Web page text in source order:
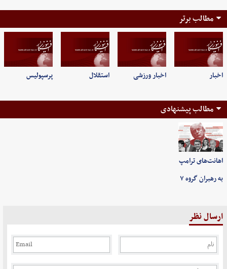
مطالب برتر
اخبار اخبار ورزشی استقلال پرسپولیس
مطالب پیشنهادی
اهانت‌های ترامپ
به رهبران گروه ۷
ارسال نظر